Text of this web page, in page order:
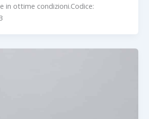
in ottime condizioni.Codice: